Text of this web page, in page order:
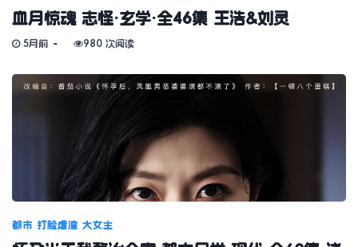
血月惊魂 志怪·玄学·全46集 王浩&刘灵
5月前 980 次阅读
都市 打脸虐渣 大女主